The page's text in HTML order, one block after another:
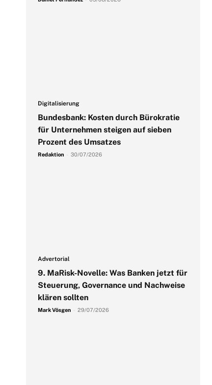
Digitalisierung
Bundesbank: Kosten durch Bürokratie
für Unternehmen steigen auf sieben
Prozent des Umsatzes
Redaktion 30/07/2026
Advertorial
9. MaRisk-Novelle: Was Banken jetzt für
Steuerung, Governance und Nachweise
klären sollten
Mark Vösgen 29/07/2026